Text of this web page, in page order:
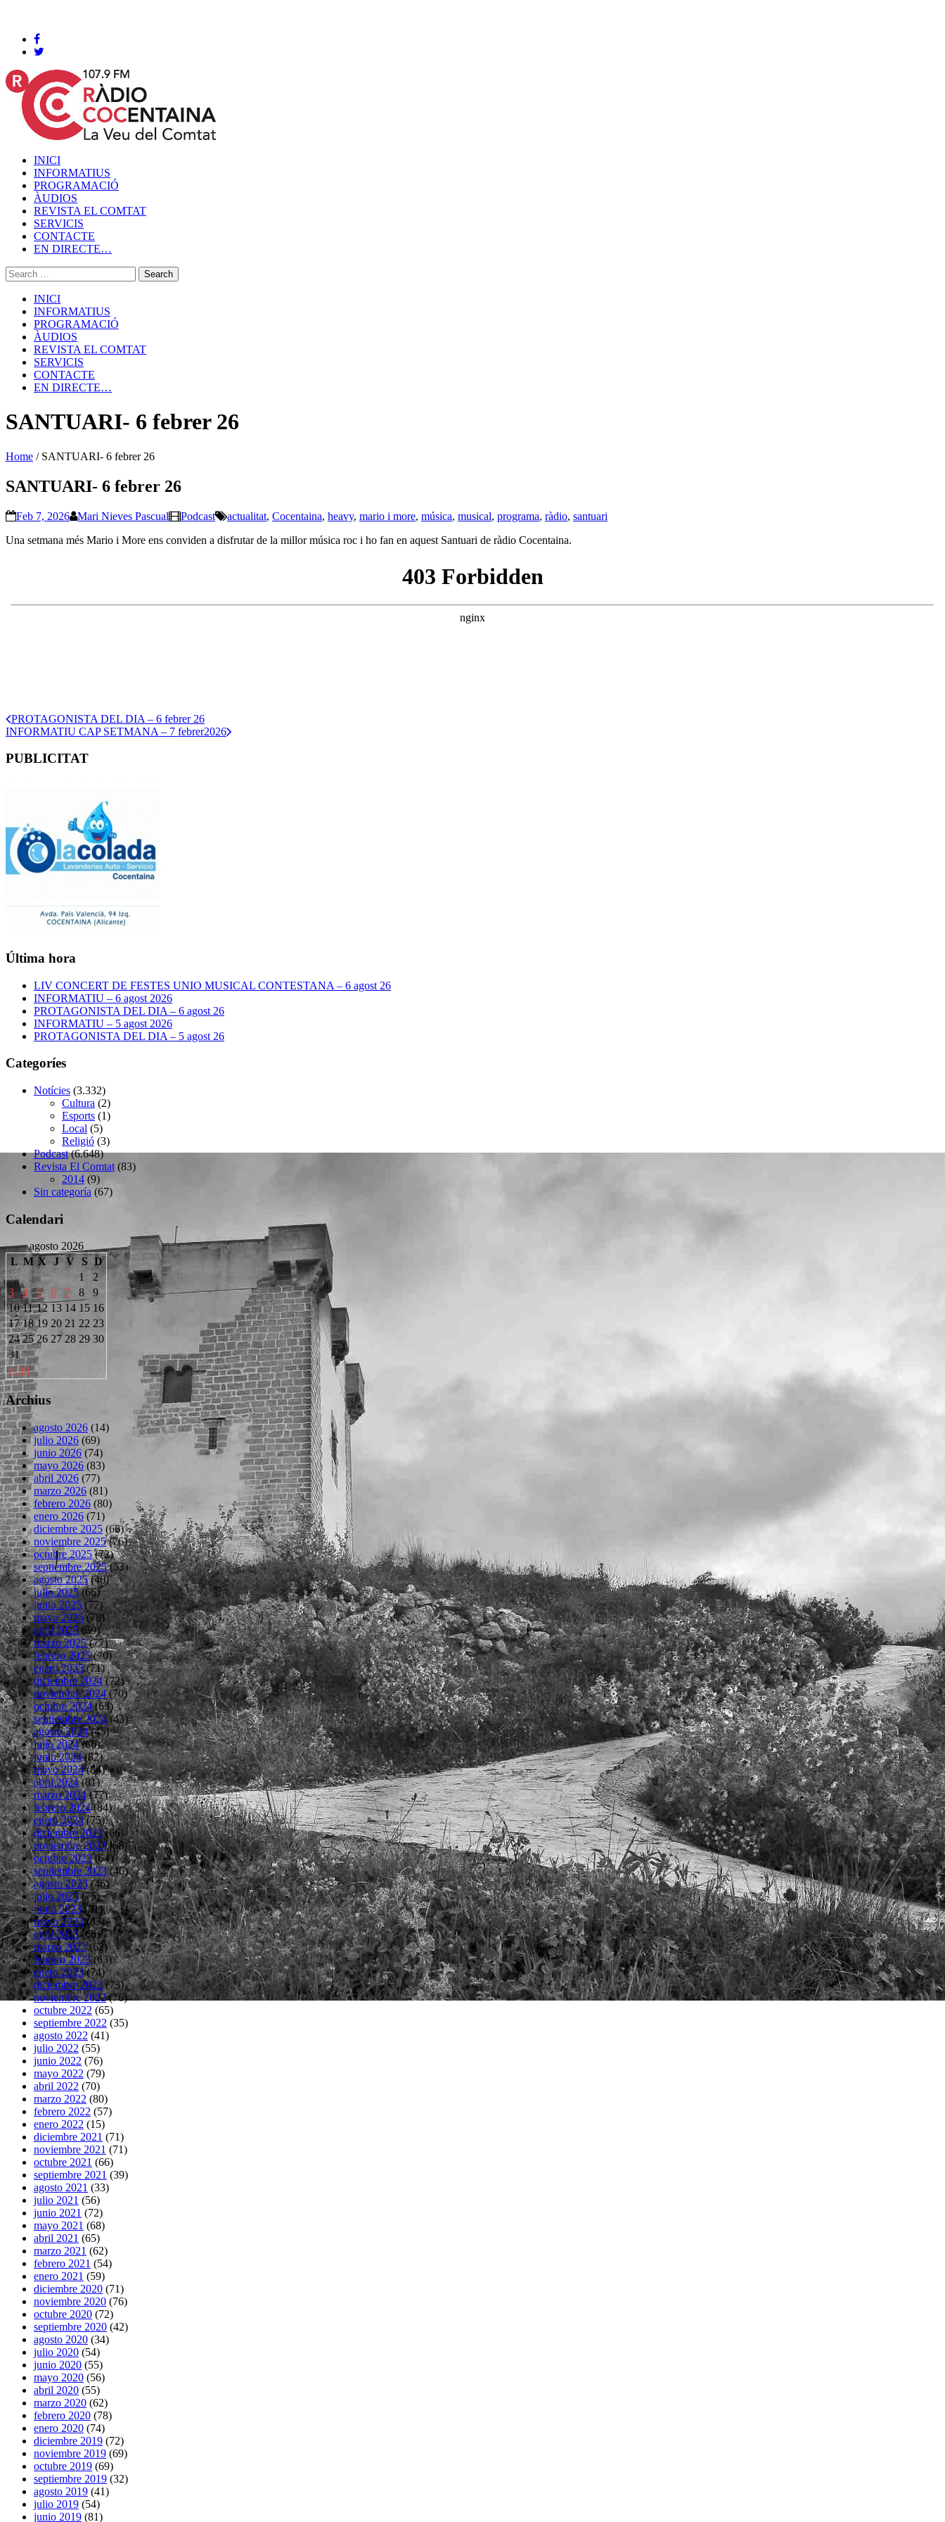
INICI
INFORMATIUS
PROGRAMACIÓ
ÀUDIOS
REVISTA EL COMTAT
SERVICIS
CONTACTE
EN DIRECTE…
INICI
INFORMATIUS
PROGRAMACIÓ
ÀUDIOS
REVISTA EL COMTAT
SERVICIS
CONTACTE
EN DIRECTE…
SANTUARI- 6 febrer 26
Home / SANTUARI- 6 febrer 26
SANTUARI- 6 febrer 26
Feb 7, 2026 Mari Nieves Pascual Podcast actualitat, Cocentaina, heavy, mario i more, música, musical, programa, ràdio, santuari
Una setmana més Mario i More ens conviden a disfrutar de la millor música roc i ho fan en aquest Santuari de ràdio Cocentaina.
PROTAGONISTA DEL DIA – 6 febrer 26
INFORMATIU CAP SETMANA – 7 febrer2026
PUBLICITAT
Última hora
LIV CONCERT DE FESTES UNIO MUSICAL CONTESTANA – 6 agost 26
INFORMATIU – 6 agost 2026
PROTAGONISTA DEL DIA – 6 agost 26
INFORMATIU – 5 agost 2026
PROTAGONISTA DEL DIA – 5 agost 26
Categoríes
Notícies (3.332)
Cultura (2)
Esports (1)
Local (5)
Religió (3)
Podcast(6.648)
Revista El Comtat (83)
2014 (9)
Sin categoría (67)
Calendari
agosto 2026
L M X J V S D
« Jul
1
2
3
4 5 6 7 8
9
10 11 12 13 14 15 16
17 18 19 20 21 22 23
24 25 26 27 28 29 30
31
Archius
agosto 2026 (14)
julio 2026 (69)
junio 2026 (74)
mayo 2026 (83)
abril 2026 (77)
marzo 2026 (81)
febrero 2026 (80)
enero 2026 (71)
diciembre 2025 (66)
noviembre 2025(76)
octubre 2025(72)
septiembre 2025(53)
agosto 2025(40)
julio 2025(66)
junio 2025(77)
mayo 2025 (78)
abril 2025(69)
marzo 2025(77)
febrero 2025(70)
enero 2025(71)
diciembre 2024(72)
noviembre 2024(70)
octubre 2024(63)
septiembre 2024(43)
agosto 2024(45)
julio 2024(66)
junio 2024(82)
mayo 2024(84)
abril 2024(81)
marzo 2024(77)
febrero 2024(84)
enero 2024(75)
diciembre 2023(66)
noviembre 2023(68)
octubre 2023(64)
septiembre 2023(46)
agosto 2023(46)
julio 2023(75)
junio 2023(81)
mayo 2023(83)
abril 2023(66)
marzo 2023(62)
febrero 2023(63)
enero 2023(74)
diciembre 2022(73)
noviembre 2022(76)
octubre 2022 (65)
septiembre 2022 (35)
agosto 2022 (41)
julio 2022 (55)
junio 2022 (76)
mayo 2022 (79)
abril 2022 (70)
marzo 2022 (80)
febrero 2022 (57)
enero 2022 (15)
diciembre 2021 (71)
noviembre 2021 (71)
octubre 2021 (66)
septiembre 2021 (39)
agosto 2021 (33)
julio 2021 (56)
junio 2021 (72)
mayo 2021 (68)
abril 2021 (65)
marzo 2021 (62)
febrero 2021 (54)
enero 2021 (59)
diciembre 2020 (71)
noviembre 2020 (76)
octubre 2020 (72)
septiembre 2020 (42)
agosto 2020 (34)
julio 2020 (54)
junio 2020 (55)
mayo 2020 (56)
abril 2020 (55)
marzo 2020 (62)
febrero 2020 (78)
enero 2020 (74)
diciembre 2019 (72)
noviembre 2019 (69)
octubre 2019 (69)
septiembre 2019 (32)
agosto 2019 (41)
julio 2019 (54)
junio 2019 (81)